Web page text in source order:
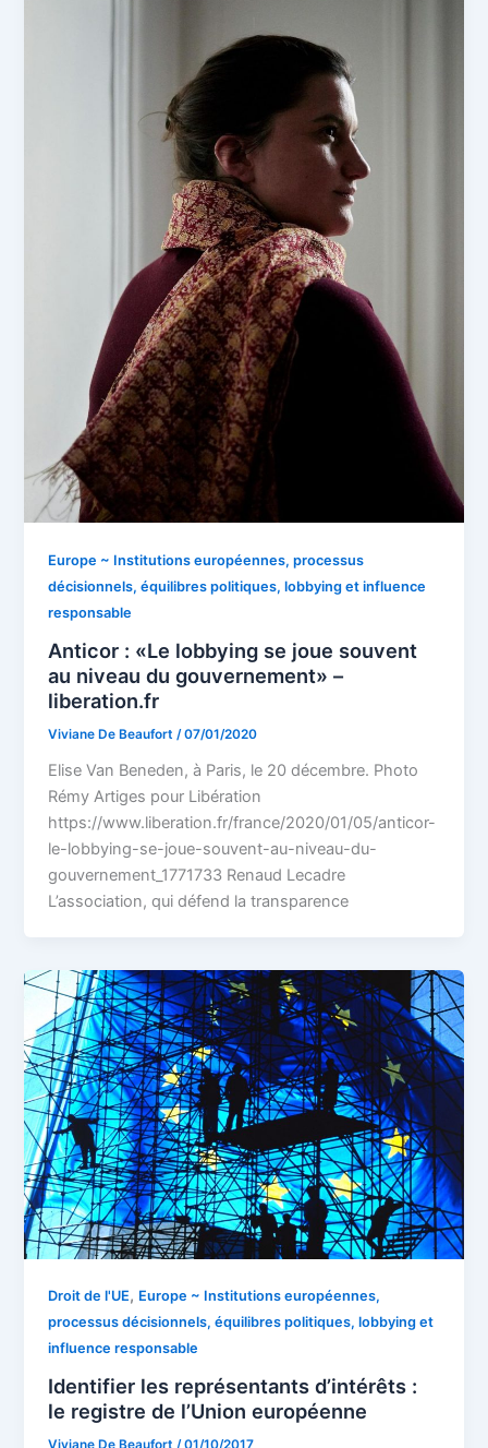
Europe ~ Institutions européennes, processus
décisionnels, équilibres politiques, lobbying et influence
responsable
Anticor : «Le lobbying se joue souvent
au niveau du gouvernement» –
liberation.fr
Viviane De Beaufort /07/01/2020
Elise Van Beneden, à Paris, le 20 décembre. Photo
Rémy Artiges pour Libération
https://www.liberation.fr/france/2020/01/05/anticor-
le-lobbying-se-joue-souvent-au-niveau-du-
gouvernement_1771733 Renaud Lecadre
L’association, qui défend la transparence
Droit de l'UE, Europe ~ Institutions européennes,
processus décisionnels, équilibres politiques, lobbying et
influence responsable
Identifier les représentants d’intérêts :
le registre de l’Union européenne
Viviane De Beaufort /01/10/2017